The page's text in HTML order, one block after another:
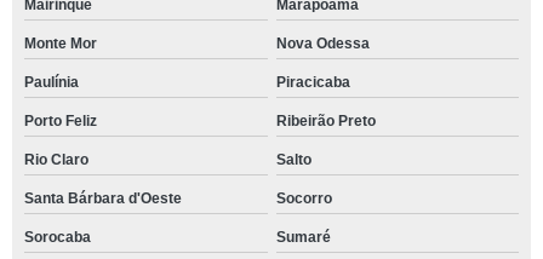
Mairinque Marapoama
Monte Mor Nova Odessa
Paulínia Piracicaba
Porto Feliz Ribeirão Preto
Rio Claro Salto
Santa Bárbara d'Oeste Socorro
Sorocaba Sumaré